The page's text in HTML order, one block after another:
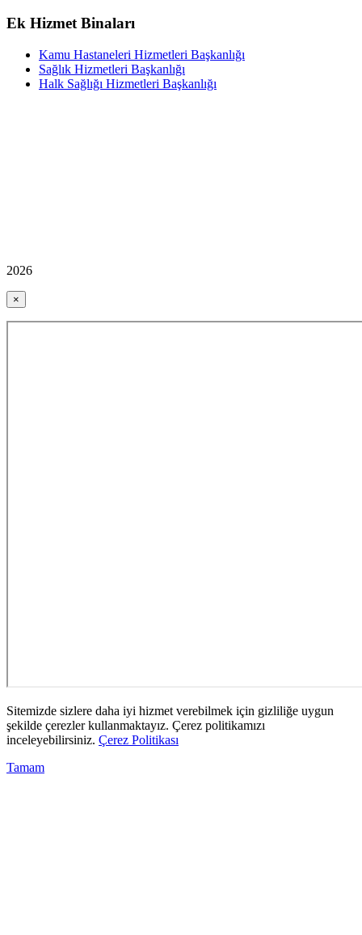
Ek Hizmet Binaları
Kamu Hastaneleri Hizmetleri Başkanlığı
Sağlık Hizmetleri Başkanlığı
Halk Sağlığı Hizmetleri Başkanlığı
2026
×
Sitemizde sizlere daha iyi hizmet verebilmek için gizliliğe uygun
şekilde çerezler kullanmaktayız. Çerez politikamızı
inceleyebilirsiniz. Çerez Politikası
Tamam